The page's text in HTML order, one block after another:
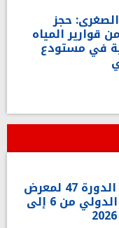
حجز
قوارير المياه
في مستودع
انطلاق الدورة 47 لمعرض
سوسة الدولي من 6 إلى